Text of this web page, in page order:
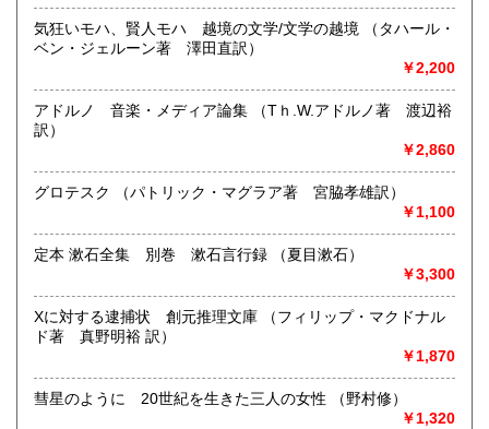
＜駿河台下店＞は、現在買取専門店としてインターネット
等の通信販売、宅配買取の店として営業致しております
最寄駅：水道橋駅 神保町駅 九段下駅
営業時間：10時30分〜18時
定休日：水曜、日曜、祝日
書籍の買取について
江戸時代〜明治時代の古典籍・和本・全集・哲学書・歴史
画・音楽・江戸東京・古い漫画・昔の漫画・近年の文庫ま
で、幅広い分野で、専門スタッフが直接お伺いし査定・買い
取り扱い分野
総記、哲学宗教、歴史、社会科学、自然科学、美術工芸、国
語国文、外国文学、古典籍、近代文献、趣味、サブカルチャ
ー、古書一般（その他）
気狂いモハ、賢人モハ 越境の文学/文学の越境 （タハール・
ベン・ジェルーン著 澤田直訳）
￥2,200
アドルノ 音楽・メディア論集 （Tｈ.W.アドルノ著 渡辺裕
訳）
￥2,860
グロテスク （パトリック・マグラア著 宮脇孝雄訳）
￥1,100
定本 漱石全集 別巻 漱石言行録 （夏目漱石）
￥3,300
Xに対する逮捕状 創元推理文庫 （フィリップ・マクドナル
ド著 真野明裕 訳）
￥1,870
彗星のように 20世紀を生きた三人の女性 （野村修）
￥1,320